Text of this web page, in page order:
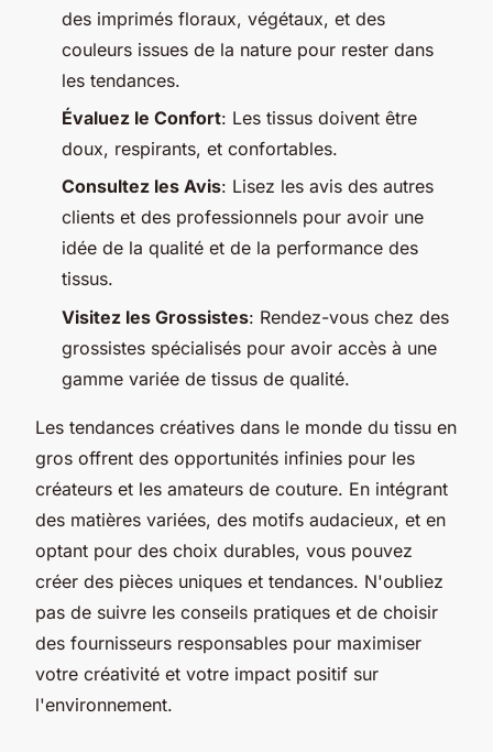
des imprimés floraux, végétaux, et des
couleurs issues de la nature pour rester dans
les tendances.
Évaluez le Confort: Les tissus doivent être
doux, respirants, et confortables.
Consultez les Avis: Lisez les avis des autres
clients et des professionnels pour avoir une
idée de la qualité et de la performance des
tissus.
Visitez les Grossistes: Rendez-vous chez des
grossistes spécialisés pour avoir accès à une
gamme variée de tissus de qualité.
Les tendances créatives dans le monde du tissu en
gros offrent des opportunités infinies pour les
créateurs et les amateurs de couture. En intégrant
des matières variées, des motifs audacieux, et en
optant pour des choix durables, vous pouvez
créer des pièces uniques et tendances. N'oubliez
pas de suivre les conseils pratiques et de choisir
des fournisseurs responsables pour maximiser
votre créativité et votre impact positif sur
l'environnement.